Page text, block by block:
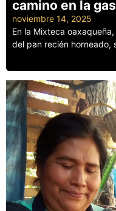
camino en la
noviembre 14, 2025
En la Mixteca
del pan recién horneado,